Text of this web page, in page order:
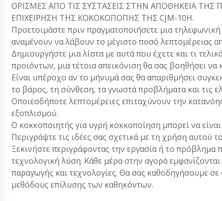
ΟΡΙΣΜΕΣ ΑΠΟ ΤΙΣ ΣΥΣΤΑΣΕΙΣ ΣΤΗΝ ΑΠΟΘΗΚΕΙΑ
ΕΠΙΧΕΙΡΗΣΗ ΤΗΣ ΚΟΚΟΚΟΠΟΠΗΣ ΤΗΣ CJM-10H.
Προετοιμάστε πριν πραγματοποιήσετε μια
αναμένουν να λάβουν το μέγιστο ποσό λεπτομέρειας
Δημιουργήστε μια λίστα με αυτά που έχετε και τι
προϊόντων, μια τέτοια απεικόνιση θα σας βοηθήσει να
Είναι υπέροχο αν το μήνυμά σας θα απαριθμήσει
το βάρος, τη σύνθεση, τα γνωστά προβλήματα και τις
Οποιεσδήποτε λεπτομέρειες επιταχύνουν την
εξοπλισμού.
Ο κοκκοποιητής για υγρή κοκκοποίηση μπορεί να
Περιγράψτε τις ιδέες σας σχετικά με τη χρήση αυτού
Ξεκινήστε περιγράφοντας την εργασία ή το
τεχνολογική λύση. Κάθε μέρα στην αγορά
παραγωγής και τεχνολογίες. Θα σας καθοδηγήσουμε
μεθόδους επίλυσης των καθηκόντων.